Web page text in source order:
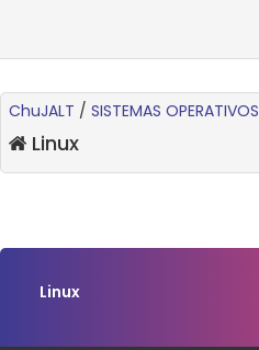
ChuJALT / SISTEMAS OPERATIVOS
Linux
Linux